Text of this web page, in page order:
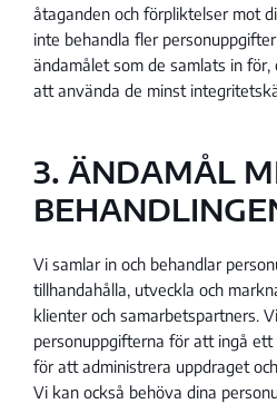
åtaganden och förpliktelser mot
inte behandla fler
ändamålet som de samlats in
att använda de minst
3. ÄNDAMÅL
Vi samlar in och behandlar
tillhandahålla, utveckla och
klienter och samarbetspartners.
personuppgifterna för att ingå
för att administrera uppdraget
Vi kan också behöva dina